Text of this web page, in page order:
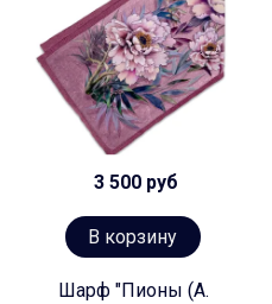
3 500 руб
В корзину
Шарф "Пионы (А.